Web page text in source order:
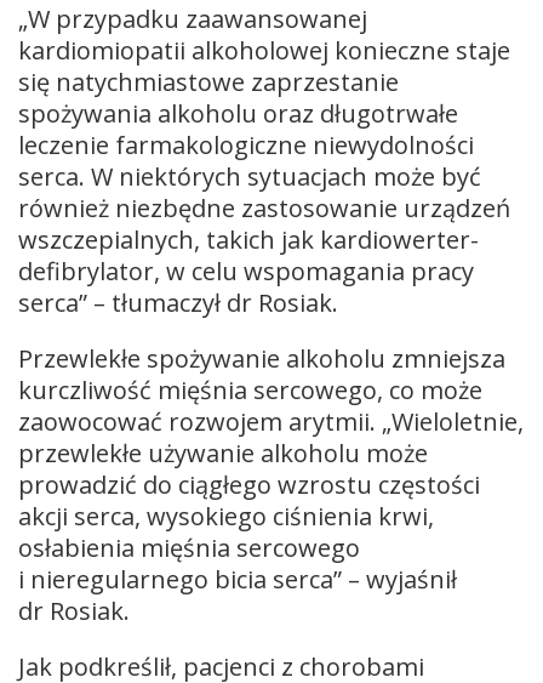
„W przypadku zaawansowanej
kardiomiopatii alkoholowej konieczne staje
się natychmiastowe zaprzestanie
spożywania alkoholu oraz długotrwałe
leczenie farmakologiczne niewydolności
serca. W niektórych sytuacjach może być
również niezbędne zastosowanie urządzeń
wszczepialnych, takich jak kardiowerter-
defibrylator, w celu wspomagania pracy
serca” – tłumaczył dr Rosiak.
Przewlekłe spożywanie alkoholu zmniejsza
kurczliwość mięśnia sercowego, co może
zaowocować rozwojem arytmii. „Wieloletnie,
przewlekłe używanie alkoholu może
prowadzić do ciągłego wzrostu częstości
akcji serca, wysokiego ciśnienia krwi,
osłabienia mięśnia sercowego
i nieregularnego bicia serca” – wyjaśnił
dr Rosiak.
Jak podkreślił, pacjenci z chorobami